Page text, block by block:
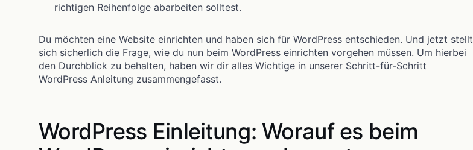
richtigen Reihenfolge abarbeiten solltest.
Du möchten eine Website einrichten und haben sich für WordPress entschieden. Und jetzt stellt
sich sicherlich die Frage, wie du nun beim WordPress einrichten vorgehen müssen. Um hierbei
den Durchblick zu behalten, haben wir dir alles Wichtige in unserer Schritt-für-Schritt
WordPress Anleitung zusammengefasst.
WordPress Einleitung: Worauf es beim